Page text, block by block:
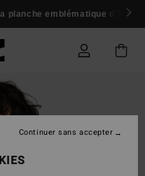
planche emblématique d'Andy
Continuer sans accepter